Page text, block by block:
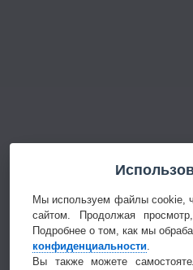
Мы используем файлы cookie,
сайтом. Продолжая
Подробнее о том, как мы
конфиденциальности.
Вы также можете